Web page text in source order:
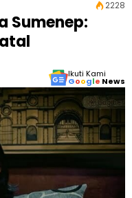
2228
Sumenep:
Ikuti Kami
Google News